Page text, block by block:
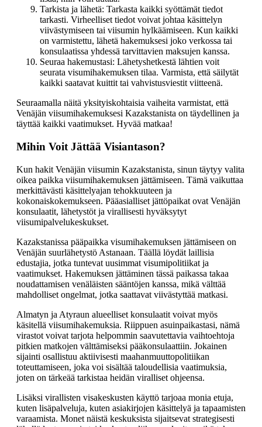
Tarkista ja lähetä: Tarkasta kaikki syöttämät tiedot
tarkasti. Virheelliset tiedot voivat johtaa käsittelyn
viivästymiseen tai viisumin hylkäämiseen. Kun kaikki
on varmistettu, lähetä hakemuksesi joko verkossa tai
konsulaatissa yhdessä tarvittavien maksujen kanssa.
Seuraa hakemustasi: Lähetyshetkestä lähtien voit
seurata visumihakemuksen tilaa. Varmista, että säilytät
kaikki saatavat kuittit tai vahvistusviestit viitteenä.
Seuraamalla näitä yksityiskohtaisia vaiheita varmistat, että
Venäjän viisumihakemuksesi Kazakstanista on täydellinen ja
täyttää kaikki vaatimukset. Hyvää matkaa!
Mihin Voit Jättää Visiantason?
Kun hakit Venäjän viisumin Kazakstanista, sinun täytyy valita
oikea paikka viisumihakemuksen jättämiseen. Tämä vaikuttaa
merkittävästi käsittelyajan tehokkuuteen ja
kokonaiskokemukseen. Pääasialliset jättöpaikat ovat Venäjän
konsulaatit, lähetystöt ja virallisesti hyväksytyt
viisumipalvelukeskukset.
Kazakstanissa pääpaikka visumihakemuksen jättämiseen on
Venäjän suurlähetystö Astanaan. Täällä löydät laillisia
edustajia, jotka tuntevat uusimmat visumipolitiikat ja
vaatimukset. Hakemuksen jättäminen tässä paikassa takaa
noudattamisen venäläisten sääntöjen kanssa, mikä välttää
mahdolliset ongelmat, jotka saattavat viivästyttää matkasi.
Almatyn ja Atyraun alueelliset konsulaatit voivat myös
käsitellä viisumihakemuksia. Riippuen asuinpaikastasi, nämä
virastot voivat tarjota helpommin saavutettavia vaihtoehtoja
pitkien matkojen välttämiseksi pääkonsulaattiin. Jokainen
sijainti osallistuu aktiivisesti maahanmuuttopolitiikan
toteuttamiseen, joka voi sisältää taloudellisia vaatimuksia,
joten on tärkeää tarkistaa heidän viralliset ohjeensa.
Lisäksi virallisten visakeskusten käyttö tarjoaa monia etuja,
kuten lisäpalveluja, kuten asiakirjojen käsittelyä ja tapaamisten
varaamista. Monet näistä keskuksista sijaitsevat strategisesti